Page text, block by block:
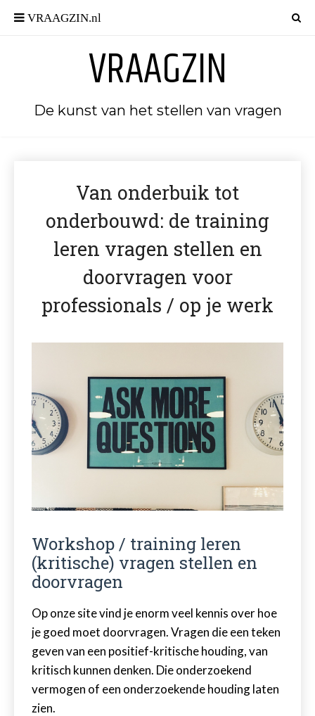
VRAAGZIN
De kunst van het stellen van vragen
Van onderbuik tot
onderbouwd: de training
leren vragen stellen en
doorvragen voor
professionals / op je werk
Workshop / training leren
(kritische) vragen stellen en
doorvragen
Op onze site vind je enorm veel kennis over hoe
je goed moet doorvragen. Vragen die een teken
geven van een positief-kritische houding, van
kritisch kunnen denken. Die onderzoekend
vermogen of een onderzoekende houding laten
zien.